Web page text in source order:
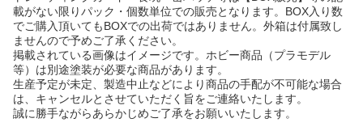
載がない限りパック・個数単位での販売となります。BOX入り数
でご購入頂いてもBOXでの出荷ではありません。外箱は付属致し
ませんので予めご了承ください。
掲載されている画像はイメージです。ホビー商品（プラモデル
等）は別途塗装が必要な商品があります。
生産予定が未定、製造中止などにより商品の手配が不可能な場合
は、キャンセルとさせていただく旨をご連絡いたします。
誠に勝手ながらあらかじめご了承をお願いいたします。